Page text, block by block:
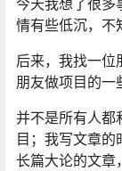
今天我想了很多
情有些低沉，
后来，我找一位
朋友做项目的一
并不是所有人都
目；我写文章
长篇大论的文章